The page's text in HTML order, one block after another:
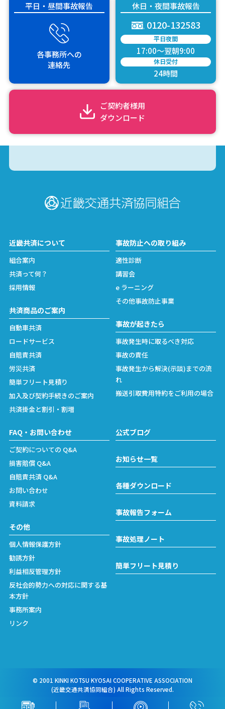
平日・昼間事故報告
各事務所への
連絡先
休日・夜間事故報告
0120-132583
平日夜間
17:00～翌朝9:00
休日受付
24時間
ご契約者様用
ダウンロード
近畿共済について
組合案内
共済って何？
採用情報
共済商品のご案内
自動車共済
ロードサービス
自賠責共済
労災共済
簡単フリート見積り
加入及び契約手続きのご案内
共済掛金と割引・割増
事故防止への取り組み
適性診断
講習会
e ラーニング
その他事故防止事業
事故が起きたら
事故発生時に取るべき対応
事故の責任
事故発生から解決(示談)までの流
れ
搬送引取費用特約をご利用の場合
FAQ・お問い合わせ
ご契約についての Q&A
損害賠償 Q&A
自賠責共済 Q&A
お問い合わせ
資料請求
その他
個人情報保護方針
勧誘方針
利益相反管理方針
反社会的勢力への対応に関する基
本方針
事務所案内
リンク
公式ブログ
お知らせ一覧
各種ダウンロード
事故報告フォーム
事故処理ノート
簡単フリート見積り
© 2001 KINKI KOTSU KYOSAI COOPERATIVE ASSOCIATION
(近畿交通共済協同組合) All Rights Reserved.